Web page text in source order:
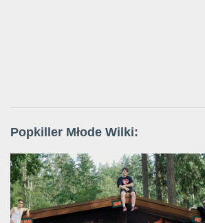
Popkiller Młode Wilki: